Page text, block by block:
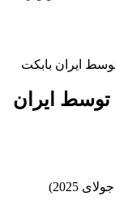
ایران بابکت
ایران